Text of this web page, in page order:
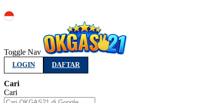
Toggle Nav
LOGIN DAFTAR
Cari
Cari